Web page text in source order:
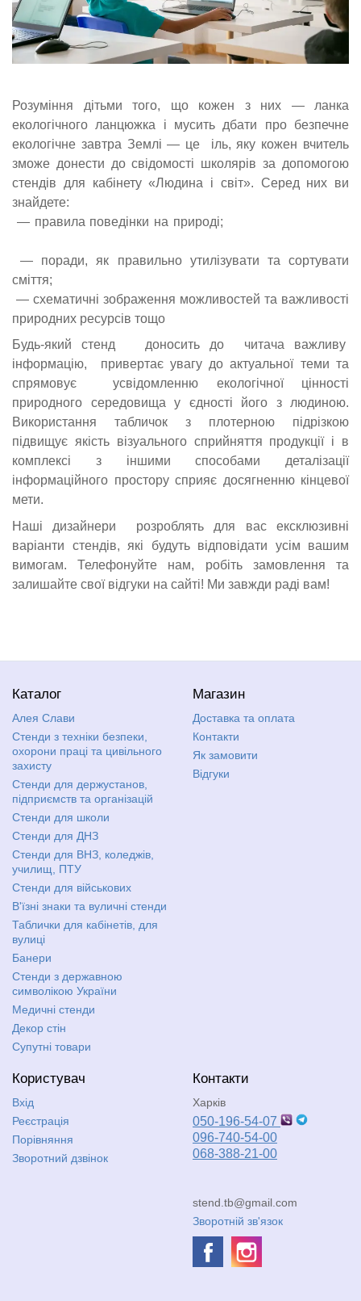
Розуміння дітьми того, що кожен з них — ланка
екологічного ланцюжка і мусить дбати про безпечне
екологічне завтра Землі — це іль, яку кожен вчитель
зможе донести до свідомості школярів за допомогою
стендів для кабінету «Людина і світ». Серед них ви
знайдете:
— правила поведінки на природі;
— поради, як правильно утилізувати та сортувати
сміття;
— схематичні зображення можливостей та важливості
природних ресурсів тощо
Будь-який стенд доносить до читача важливу
інформацію, привертає увагу до актуальної теми та
спрямовує усвідомленню екологічної цінності
природного середовища у єдності його з людиною.
Використання табличок з плотерною підрізкою
підвищує якість візуального сприйняття продукції і в
комплексі з іншими способами деталізації
інформаційного простору сприяє досягненню кінцевої
мети.
Наші дизайнери розроблять для вас ексклюзивні
варіанти стендів, які будуть відповідати усім вашим
вимогам. Телефонуйте нам, робіть замовлення та
залишайте свої відгуки на сайті! Ми завжди раді вам!
Каталог
Алея Слави
Стенди з техніки безпеки,
охорони праці та цивільного
захисту
Стенди для держустанов,
підприємств та організацій
Стенди для школи
Стенди для ДНЗ
Стенди для ВНЗ, коледжів,
училищ, ПТУ
Стенди для військових
В'їзні знаки та вуличні стенди
Таблички для кабінетів, для
вулиці
Банери
Стенди з державною
символікою України
Медичні стенди
Декор стін
Супутні товари
Магазин
Доставка та оплата
Контакти
Як замовити
Відгуки
Користувач
Вхід
Реєстрація
Порівняння
Зворотний дзвінок
Контакти
Харків
050-196-54-07
096-740-54-00
068-388-21-00
stend.tb@gmail.com
Зворотній зв'язок